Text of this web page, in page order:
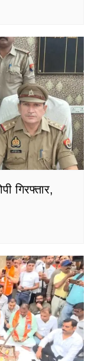
गिरफ्तार,